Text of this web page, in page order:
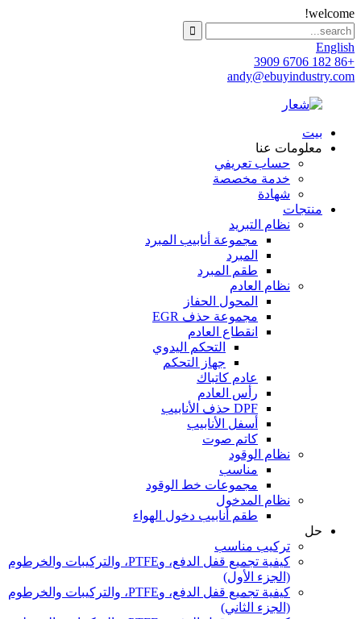
welcome!
English
+86 182 6706 3909
andy@ebuyindustry.com
بيت
معلومات عنا
حساب تعريفي
خدمة مخصصة
شهادة
منتجات
نظام التبريد
مجموعة أنابيب المبرد
المبرد
طقم المبرد
نظام العادم
المحول الحفاز
مجموعة حذف EGR
انقطاع العادم
التحكم اليدوي
جهاز التحكم
عادم كاتباك
رأس العادم
DPF حذف الأنابيب
أسفل الأنابيب
كاتم صوت
نظام الوقود
مناسب
مجموعات خط الوقود
نظام المدخول
طقم أنابيب دخول الهواء
حل
تركيب مناسب
كيفية تجميع قفل الدفع، وPTFE، والتركيبات والخرطوم
(الجزء الأول)
كيفية تجميع قفل الدفع، وPTFE، والتركيبات والخرطوم
(الجزء الثاني)